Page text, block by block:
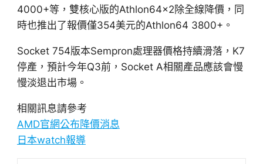
4000+等，雙核心版的Athlon64x2除全線降價，同
時也推出了報價僅354美元的Athlon64 3800+。
Socket 754版本Sempron處理器價格持續滑落，K7
停產，預計今年Q3前，Socket A相關產品應該會慢
慢淡退出市場。
相關訊息請參考
AMD官網公布降價消息
日本watch報導